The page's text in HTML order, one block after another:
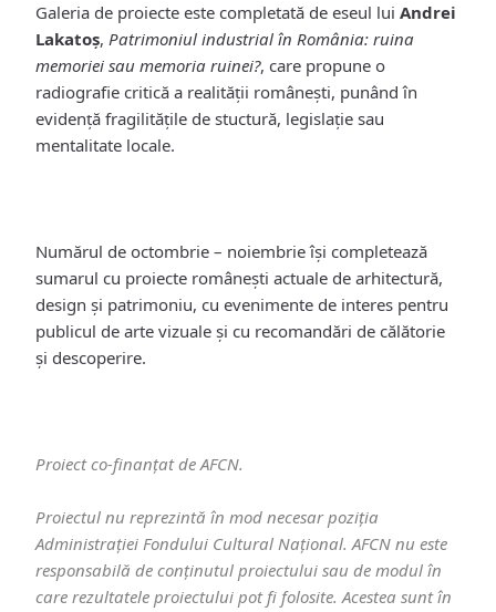
Galeria de proiecte este completată de eseul lui Andrei
Lakatoș, Patrimoniul industrial în România: ruina
memoriei sau memoria ruinei?, care propune o
radiografie critică a realității românești, punând în
evidență fragilitățile de stuctură, legislație sau
mentalitate locale.
Numărul de octombrie – noiembrie își completează
sumarul cu proiecte românești actuale de arhitectură,
design și patrimoniu, cu evenimente de interes pentru
publicul de arte vizuale și cu recomandări de călătorie
și descoperire.
Proiect co-finanțat de AFCN.
Proiectul nu reprezintă în mod necesar poziția
Administrației Fondului Cultural Național. AFCN nu este
responsabilă de conținutul proiectului sau de modul în
care rezultatele proiectului pot fi folosite. Acestea sunt în